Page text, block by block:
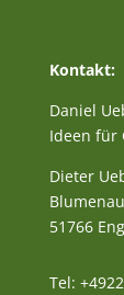
Kontakt:
Daniel
Ideen für
Dieter
51766
Tel: